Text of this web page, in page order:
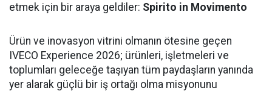
etmek için bir araya geldiler: Spirito in Movimento
Ürün ve inovasyon vitrini olmanın ötesine geçen
IVECO Experience 2026; ürünleri, işletmeleri ve
toplumları geleceğe taşıyan tüm paydaşların yanında
yer alarak güçlü bir iş ortağı olma misyonunu